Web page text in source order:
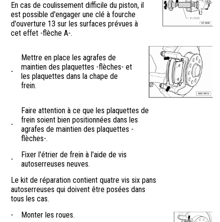
En cas de coulissement difficile du piston, il
est possible d'engager une clé à fourche
d'ouverture 13 sur les surfaces prévues à
cet effet -flèche A-.
-
Mettre en place les agrafes de
maintien des plaquettes -flèches- et
les plaquettes dans la chape de
frein.
-
Faire attention à ce que les plaquettes de
frein soient bien positionnées dans les
agrafes de maintien des plaquettes -
flèches-.
-
Fixer l'étrier de frein à l'aide de vis
autoserreuses neuves.
Le kit de réparation contient quatre vis six pans
autoserreuses qui doivent être posées dans
tous les cas.
-
Monter les roues.